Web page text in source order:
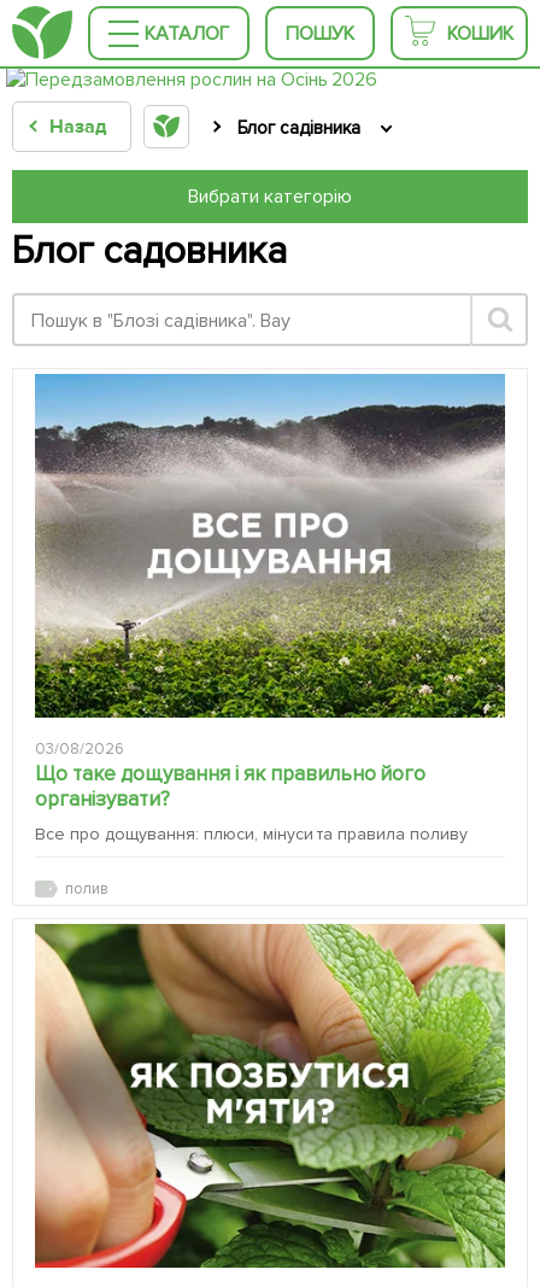
КАТАЛОГ ПОШУК КОШИК
Назад Блог садівника
Вибрати категорію
Блог садовника
03/08/2026
Що таке дощування і як правильно його
організувати?
Все про дощування: плюси, мінуси та правила поливу
полив